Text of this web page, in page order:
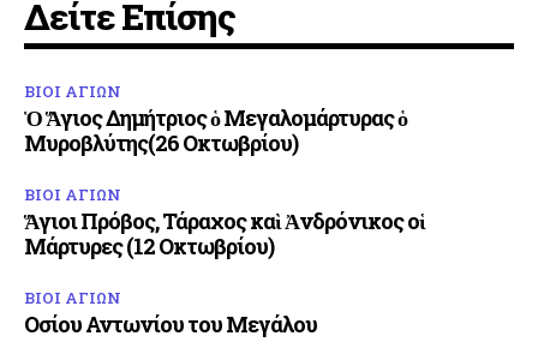
Δείτε Επίσης
ΒΙΟΙ ΑΓΙΩΝ
Ὁ Ἅγιος Δημήτριος ὁ Μεγαλομάρτυρας ὁ
Μυροβλύτης(26 Οκτωβρίου)
ΒΙΟΙ ΑΓΙΩΝ
Ἅγιοι Πρόβος, Τάραχος καὶ Ἀνδρόνικος οἱ
Μάρτυρες (12 Οκτωβρίου)
ΒΙΟΙ ΑΓΙΩΝ
Οσίου Αντωνίου του Μεγάλου